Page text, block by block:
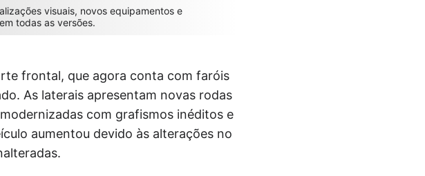
visuais, novos equipamentos e
todas as versões.
frontal, que agora conta com faróis
As laterais apresentam novas rodas
com grafismos inéditos e
aumentou devido às alterações no